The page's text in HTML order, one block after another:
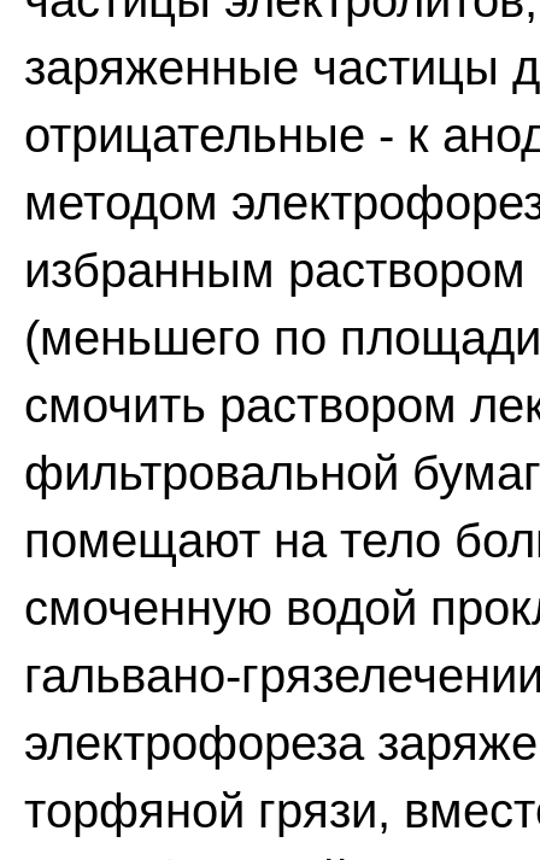
заряженные частицы
отрицательные - к
методом
избранным раствором
(меньшего по
смочить раствором
фильтровальной
помещают на тело
смоченную водой
гальвано-
электрофореза
торфяной грязи,